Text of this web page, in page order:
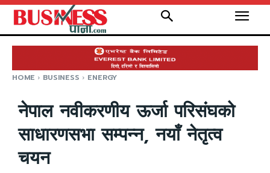
HOME BUSINESS ENERGY
नेपाल नवीकरणीय ऊर्जा परिसंघको
साधारणसभा सम्पन्न, नयाँ नेतृत्व
चयन